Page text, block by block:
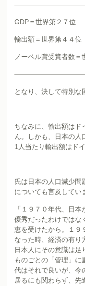
GDP＝世界第２７位
輸出額＝世界第４４位
ノーベル賞受賞者数＝
となり、決して特別な
ちなみに、輸出額はド
ん。しかも、日本の
1人当たり輸出額はド
氏は日本の人口減少問
についても言及してい
「１９７０年代、日
優秀だったわけではな
恵を受けたから。１９
なった時、経済の有り
日本人にその意識は足
ものごとの「管理」に
代はそれで良いが、今
居るにも関わらず、先